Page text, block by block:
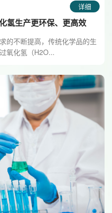
详细
氢生产更环保、更高效
的不断提高，传统化学品的生
氧化氢（H2O...